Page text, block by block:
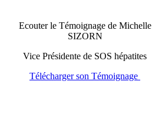
Ecouter le Témoignage de Michelle
SIZORN
Vice Présidente de SOS hépatites
Télécharger son Témoignage